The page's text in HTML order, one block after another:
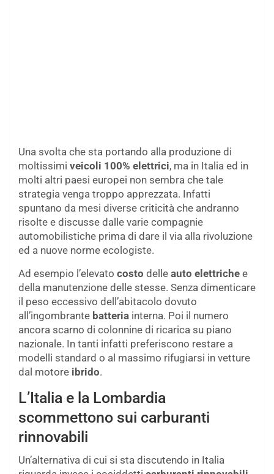
Una svolta che sta portando alla produzione di
moltissimi veicoli 100% elettrici, ma in Italia ed in
molti altri paesi europei non sembra che tale
strategia venga troppo apprezzata. Infatti
spuntano da mesi diverse criticità che andranno
risolte e discusse dalle varie compagnie
automobilistiche prima di dare il via alla rivoluzione
ed a nuove norme ecologiste.
Ad esempio l’elevato costo delle auto elettriche e
della manutenzione delle stesse. Senza dimenticare
il peso eccessivo dell’abitacolo dovuto
all’ingombrante batteria interna. Poi il numero
ancora scarno di colonnine di ricarica su piano
nazionale. In tanti infatti preferiscono restare a
modelli standard o al massimo rifugiarsi in vetture
dal motore ibrido.
L’Italia e la Lombardia
scommettono sui carburanti
rinnovabili
Un’alternativa di cui si sta discutendo in Italia